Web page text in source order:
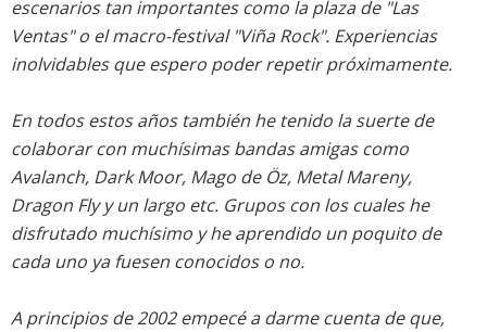
escenarios tan importantes como la plaza de "Las
Ventas" o el macro-festival "Viña Rock". Experiencias
inolvidables que espero poder repetir próximamente.
En todos estos años también he tenido la suerte de
colaborar con muchísimas bandas amigas como
Avalanch, Dark Moor, Mago de Öz, Metal Mareny,
Dragon Fly y un largo etc. Grupos con los cuales he
disfrutado muchísimo y he aprendido un poquito de
cada uno ya fuesen conocidos o no.
A principios de 2002 empecé a darme cuenta de que,